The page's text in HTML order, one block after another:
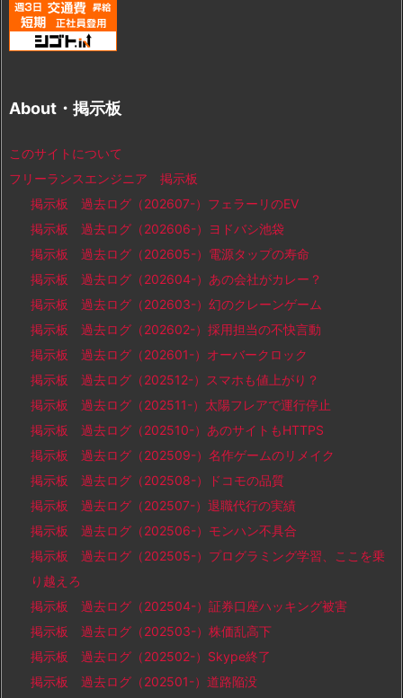
About・掲示板
このサイトについて
フリーランスエンジニア 掲示板
掲示板 過去ログ（202607-）フェラーリのEV
掲示板 過去ログ（202606-）ヨドバシ池袋
掲示板 過去ログ（202605-）電源タップの寿命
掲示板 過去ログ（202604-）あの会社がカレー？
掲示板 過去ログ（202603-）幻のクレーンゲーム
掲示板 過去ログ（202602-）採用担当の不快言動
掲示板 過去ログ（202601-）オーバークロック
掲示板 過去ログ（202512-）スマホも値上がり？
掲示板 過去ログ（202511-）太陽フレアで運行停止
掲示板 過去ログ（202510-）あのサイトもHTTPS
掲示板 過去ログ（202509-）名作ゲームのリメイク
掲示板 過去ログ（202508-）ドコモの品質
掲示板 過去ログ（202507-）退職代行の実績
掲示板 過去ログ（202506-）モンハン不具合
掲示板 過去ログ（202505-）プログラミング学習、ここを乗
り越えろ
掲示板 過去ログ（202504-）証券口座ハッキング被害
掲示板 過去ログ（202503-）株価乱高下
掲示板 過去ログ（202502-）Skype終了
掲示板 過去ログ（202501-）道路陥没